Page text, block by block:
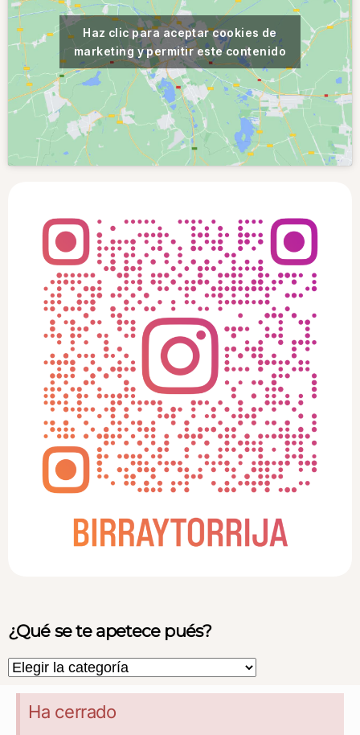
Ha cerrado
Haz clic para aceptar cookies de
marketing y permitir este contenido
¿Qué se te apetece pués?